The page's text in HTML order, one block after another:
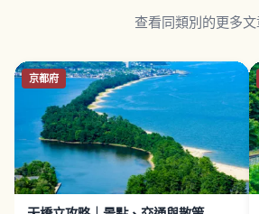
查看同類別的更多
京都府